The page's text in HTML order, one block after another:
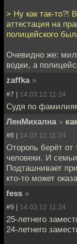
> Ну как так-то?!
аттестация на
полицейского
Очевидно же:
водки, а
zaffka »
#7 | 14.03.12 11:24
Судя по
ЛенМихална »
#8 | 14.03.12 11:24
Оторопь берёт
человеки. И
Подташнивает
кто-то может
fess »
#9 | 14.03.12 11:24
25-летнего
24-летнего